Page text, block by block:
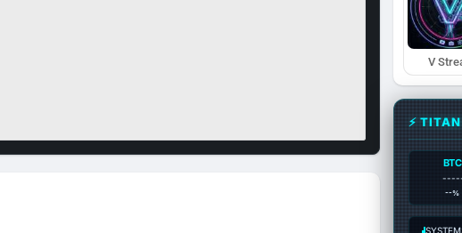
V
⚡
BTC
--%